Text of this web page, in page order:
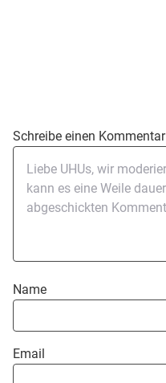
Schreibe einen Kommentar
Name
Email